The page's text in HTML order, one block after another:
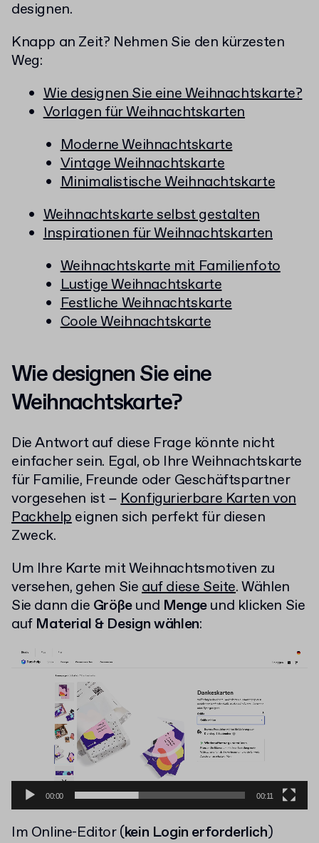
designen.
Knapp an Zeit? Nehmen Sie den kürzesten
Weg:
Wie designen Sie eine Weihnachtskarte?
Vorlagen für Weihnachtskarten
Moderne Weihnachtskarte
Vintage Weihnachtskarte
Minimalistische Weihnachtskarte
Weihnachtskarte selbst gestalten
Inspirationen für Weihnachtskarten
Weihnachtskarte mit Familienfoto
Lustige Weihnachtskarte
Festliche Weihnachtskarte
Coole Weihnachtskarte
Wie designen Sie eine
Weihnachtskarte?
Die Antwort auf diese Frage könnte nicht
einfacher sein. Egal, ob Ihre Weihnachtskarte
für Familie, Freunde oder Geschäftspartner
vorgesehen ist −Konfigurierbare Karten von
Packhelpeignen sich perfekt für diesen
Zweck.
Um Ihre Karte mit Weihnachtsmotiven zu
versehen, gehen Sieauf diese Seite. Wählen
Sie dann die Größeund Mengeund klicken Sie
auf Material & Design wählen:
Video-
00:00 00:11
Im Online-Editor (kein Login erforderlich)